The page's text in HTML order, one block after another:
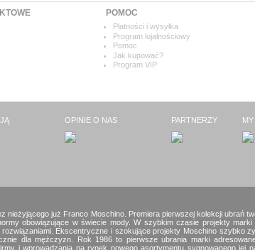
POMOC
Płatności i wysyłka
Program lojalnościowy
Pomoc
Jak kupować?
Program VIP
OPINIE O NAS PARTNERZY
nieżyjącego już Franco Moschino. Premiera pierwszej kolekcji ubrań
obowiązujące w świecie mody. W szybkim czasie projekty
Ekscentryczne i szokujące projekty Moschino szybko
dla mężczyzn. Rok 1986 to pierwsze ubrania marki
i wprowadzania na rynek nowego asortymentu sygnowanego jej